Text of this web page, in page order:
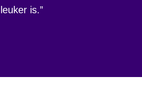
leuker is.”